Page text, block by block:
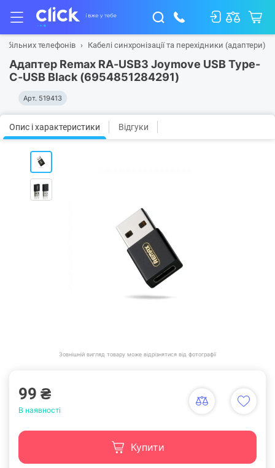
телефонів Кабелі синхронізації та перехідники (адаптери)
Адаптер Remax RA-USB3 Joymove USB Type-
C-USB Black (6954851284291)
Арт. 519413
Опис і характеристики Відгуки
Зовнішній вигляд товару може відрізнятися від фотографії
99 ₴
В наявності
Купити